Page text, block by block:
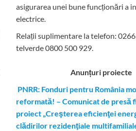
asigurarea unei bune funcționări a
electrice.
Relații suplimentare la telefon:
telverde 0800 500 929.
Anunțuri proiecte
PNRR: Fonduri pentru România
reformată! – Comunicat de presă
proiect „Creşterea eficienţei
clădirilor rezidenţiale